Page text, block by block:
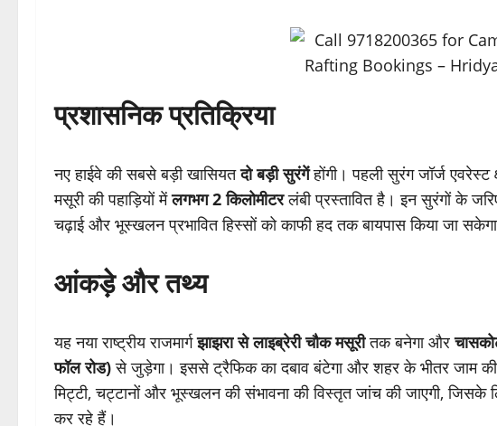
प्रशासनिक प्रतिक्रिया
नए हाईवे की सबसे बड़ी खासियतदो बड़ी सुरंगेंहोंगी। पहली सुरंग जॉर्ज
मसूरी की पहाड़ियों मेंलगभग 2 किलोमीटरलंबी प्रस्तावित है। इन सुरंगों के
चढ़ाई और भूस्खलन प्रभावित हिस्सों को काफी हद तक बायपास किया जा
आंकड़े और तथ्य
यह नया राष्ट्रीय राजमार्गझाझरा से लाइब्रेरी चौक मसूरीतक बनेगा और
फॉल रोड)से जुड़ेगा। इससे ट्रैफिक का दबाव बंटेगा और शहर के भीतर जाम की
मिट्टी, चट्टानों और भूस्खलन की संभावना की विस्तृत जांच की जाएगी, जिसके
कर रहे हैं।